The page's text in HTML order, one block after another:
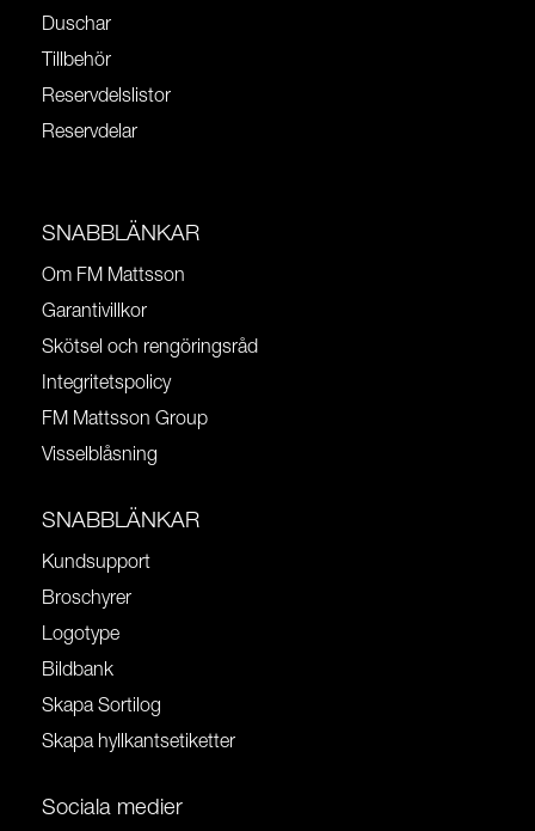
Duschar
Tillbehör
Reservdelslistor
Reservdelar
SNABBLÄNKAR
Om FM Mattsson
Garantivillkor
Skötsel och rengöringsråd
Integritetspolicy
FM Mattsson Group
Visselblåsning
SNABBLÄNKAR
Kundsupport
Broschyrer
Logotype
Bildbank
Skapa Sortilog
Skapa hyllkantsetiketter
Sociala medier